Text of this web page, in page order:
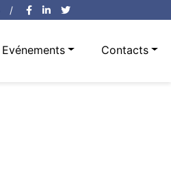
/
Evénements Contacts